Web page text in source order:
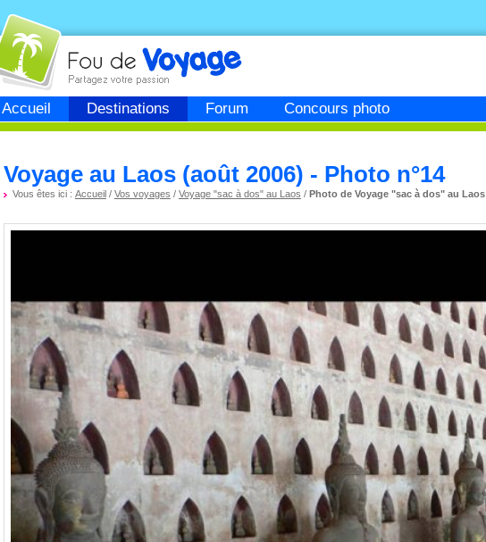
Accueil Destinations Forum Concours photo
Fou devoyage
Voyage au Laos (août 2006) - Photo n°14
Vous êtes ici : Accueil/ Vos voyages / Voyage "sac à dos" au Laos / Photo de Voyage "sac à dos" au Laos